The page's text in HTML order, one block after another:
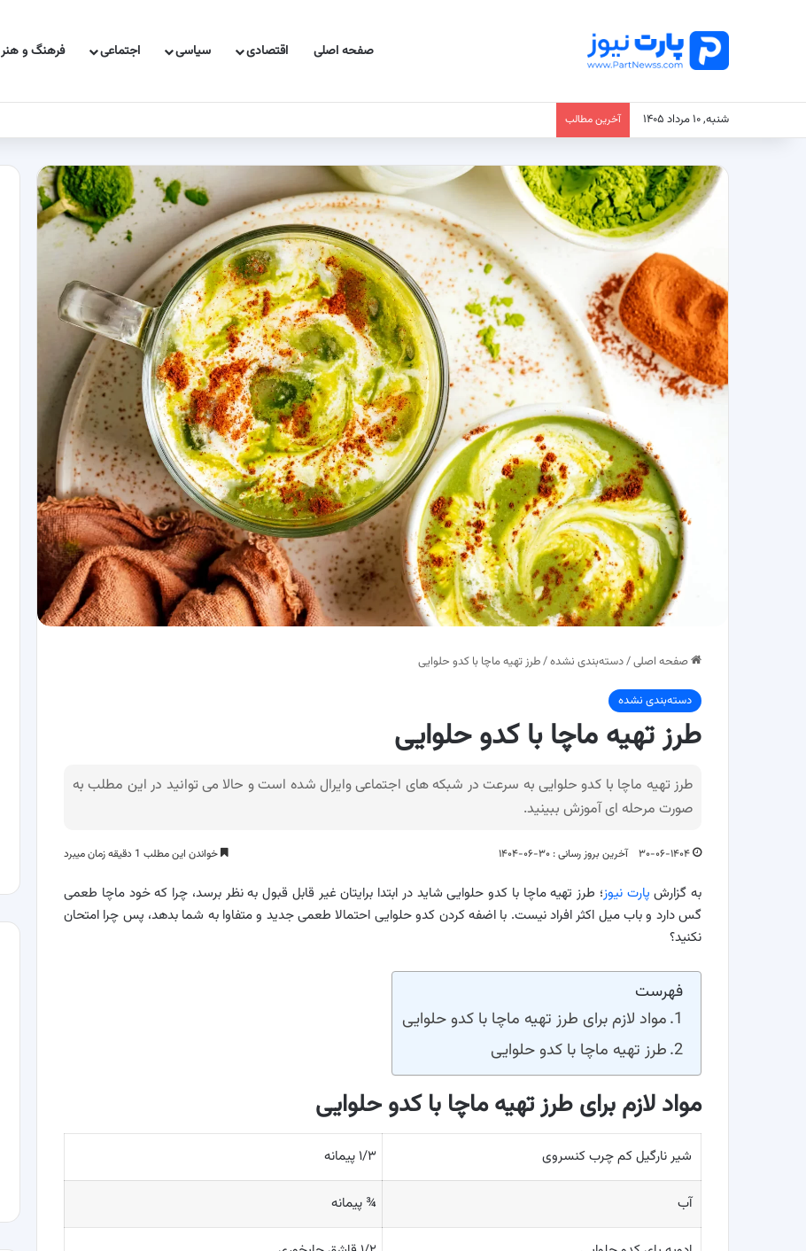
صفحه اصلی اقتصادی سیاسی اجتماعی فرهنگ و هنر
شنبه, ۱۰ مرداد ۱۴۰۵ آخرین مطالب
صفحه اصلی/دسته‌بندی نشده/طرز تهیه ماچا با کدو حلوایی
دسته‌بندی نشده
طرز تهیه ماچا با کدو حلوایی
طرز تهیه ماچا با کدو حلوایی به سرعت در شبکه های اجتماعی وایرال شده است و حالا می توانید در این مطلب به
صورت مرحله ای آموزش ببینید.
۳۰-۰۶-۱۴۰۴ آخرین بروز رسانی : ۳۰-۰۶-۱۴۰۴ خواندن این مطلب 1 دقیقه زمان میبرد
به گزارش پارت نیوز؛ طرز تهیه ماچا با کدو حلوایی شاید در ابتدا برایتان غیر قابل قبول به نظر برسد، چرا که خود ماچا طعمی
گس دارد و باب میل اکثر افراد نیست. با اضفه کردن کدو حلوایی احتمالا طعمی جدید و متفاوا به شما بدهد، پس چرا امتحان
نکنید؟
فهرست
مواد لازم برای طرز تهیه ماچا با کدو حلوایی
طرز تهیه ماچا با کدو حلوایی
مواد لازم برای طرز تهیه ماچا با کدو حلوایی
شیر نارگیل کم چرب کنسروی ۱/۳ پیمانه
آب ¾ پیمانه